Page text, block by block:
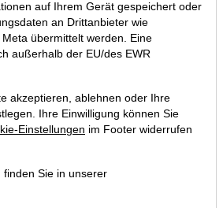
|A. Zehetner
auf Ihrem Gerät gespeichert oder
an Drittanbieter wie
übermittelt werden. Eine
außerhalb der EU/des EWR
akzeptieren, ablehnen oder Ihre
Ihre Einwilligung können Sie
Einstellungen im Footer widerrufen
Sie in unserer